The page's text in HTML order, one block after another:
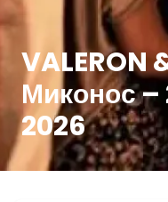
VALERON
Миконос –
2026